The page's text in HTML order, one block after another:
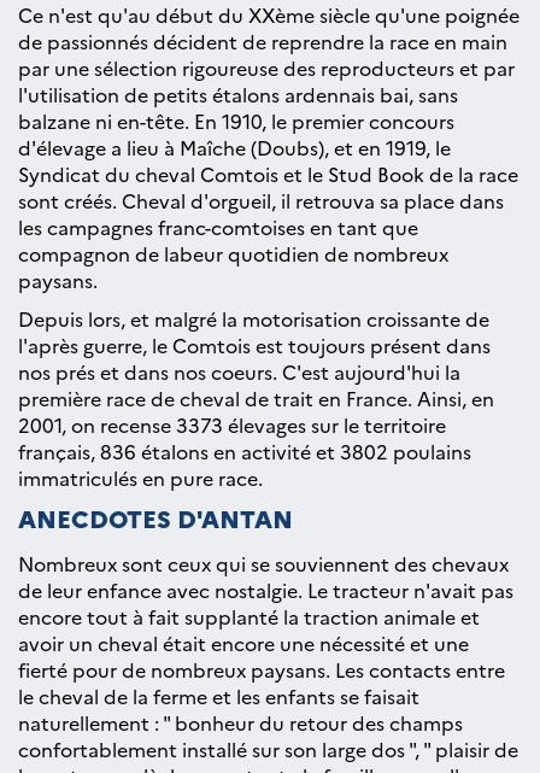
Ce n'est qu'au début du XXème siècle qu'une poignée
de passionnés décident de reprendre la race en main
par une sélection rigoureuse des reproducteurs et par
l'utilisation de petits étalons ardennais bai, sans
balzane ni en-tête. En 1910, le premier concours
d'élevage a lieu à Maîche (Doubs), et en 1919, le
Syndicat du cheval Comtois et le Stud Book de la race
sont créés. Cheval d'orgueil, il retrouva sa place dans
les campagnes franc-comtoises en tant que
compagnon de labeur quotidien de nombreux
paysans.
Depuis lors, et malgré la motorisation croissante de
l'après guerre, le Comtois est toujours présent dans
nos prés et dans nos coeurs. C'est aujourd'hui la
première race de cheval de trait en France. Ainsi, en
2001, on recense 3373 élevages sur le territoire
français, 836 étalons en activité et 3802 poulains
immatriculés en pure race.
ANECDOTES D'ANTAN
Nombreux sont ceux qui se souviennent des chevaux
de leur enfance avec nostalgie. Le tracteur n'avait pas
encore tout à fait supplanté la traction animale et
avoir un cheval était encore une nécessité et une
fierté pour de nombreux paysans. Les contacts entre
le cheval de la ferme et les enfants se faisait
naturellement : " bonheur du retour des champs
confortablement installé sur son large dos ", " plaisir de